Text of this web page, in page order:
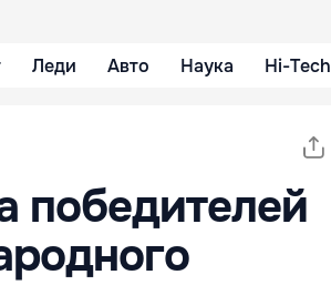
Леди Авто Наука Hi-Tech
победителей